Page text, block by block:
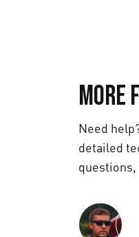
More
Need
detailed